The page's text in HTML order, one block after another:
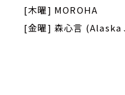
[木曜] MOROHA
[金曜] 森心言 (Alaska